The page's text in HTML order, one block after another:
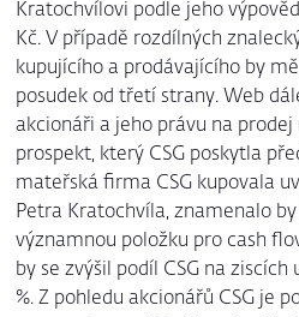
Kratochvílovi podle jeho
Kč. V případě rozdílných
kupujícího a prodávajícího by
posudek od třetí strany. Web
akcionáři a jeho právu na
prospekt, který CSG poskytla
mateřská firma CSG kupovala
Petra Kratochvíla, znamenalo
významnou položku pro cash
by se zvýšil podíl CSG na
%. Z pohledu akcionářů CSG je